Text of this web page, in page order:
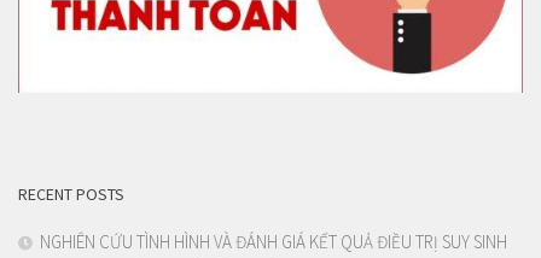
RECENT POSTS
NGHIÊN CỨU TÌNH HÌNH VÀ ĐÁNH GIÁ KẾT QUẢ ĐIỀU TRỊ SUY SINH